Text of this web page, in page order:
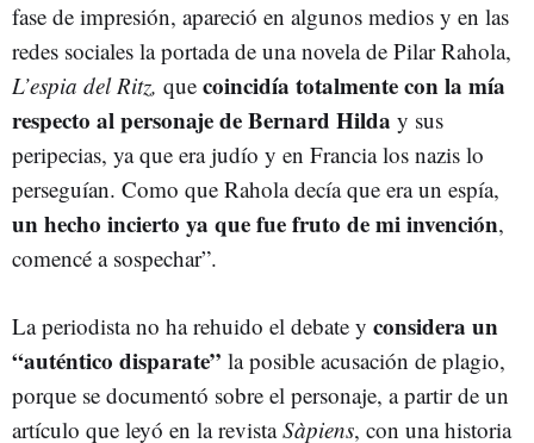
fase de impresión, apareció en algunos medios y en las
redes sociales la portada de una novela de Pilar Rahola,
L’espia del Ritz, que coincidía totalmente con la mía
respecto al personaje de Bernard Hilda y sus
peripecias, ya que era judío y en Francia los nazis lo
perseguían. Como que Rahola decía que era un espía,
un hecho incierto ya que fue fruto de mi invención,
comencé a sospechar”.
La periodista no ha rehuido el debate y considera un
“auténtico disparate” la posible acusación de plagio,
porque se documentó sobre el personaje, a partir de un
artículo que leyó en la revistaSàpiens, con una historia